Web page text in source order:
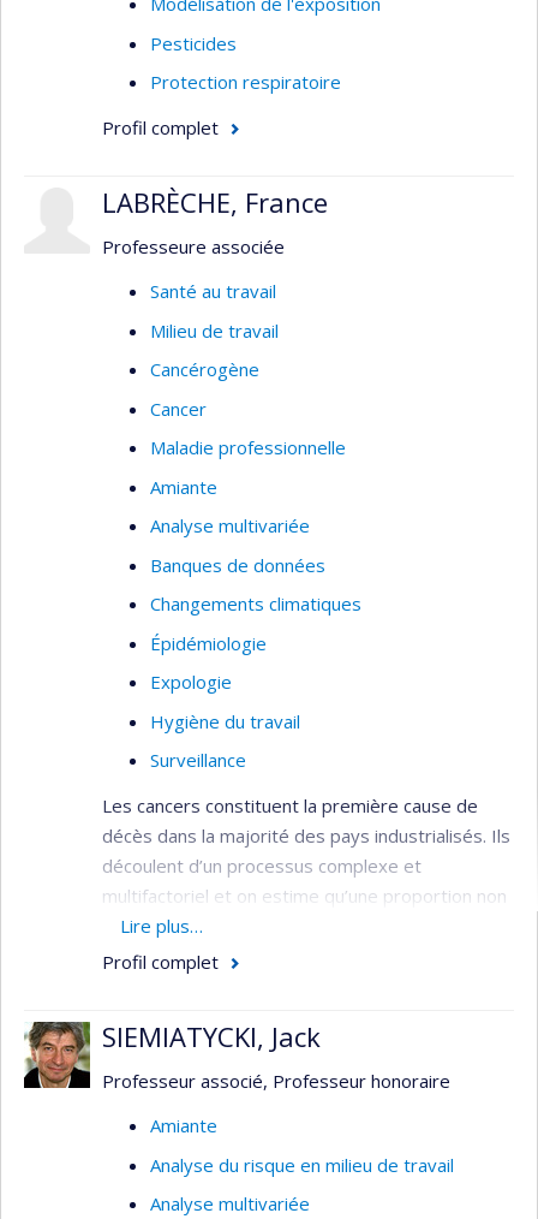
Pesticides
Protection respiratoire
Profil complet
LABRÈCHE, France
Professeure associée
Santé au travail
Milieu de travail
Cancérogène
Cancer
Maladie professionnelle
Amiante
Analyse multivariée
Banques de données
Changements climatiques
Épidémiologie
Expologie
Hygiène du travail
Surveillance
Les cancers constituent la première cause de
décès dans la majorité des pays industrialisés. Ils
découlent d’un processus complexe et
multifactoriel et on estime qu’une proportion non
négligeable d’entre eux pourrait être reliée à des
expositions environnementales associées au
professionnelles associées au cancer du sein et
sur les risques découlant d’expositions
particulièrement chez les travailleurs de
l’aluminium et chez les travailleurs exposés aux
fibres d’amiante. L’utilisation des bases de
Lire plus…
Profil complet
SIEMIATYCKI, Jack
Professeur associé, Professeur honoraire
Amiante
Analyse du risque en milieu de travail
Analyse multivariée